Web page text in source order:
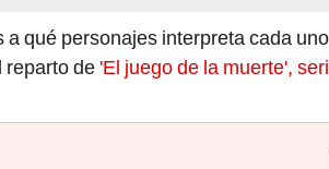
a qué personajes interpreta cada
reparto de 'El juego de la muerte',